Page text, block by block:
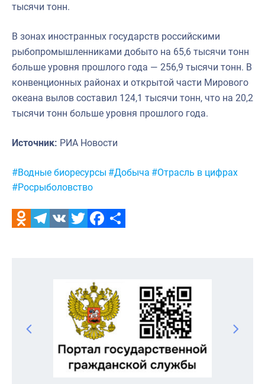
тысячи тонн.
В зонах иностранных государств российскими
рыбопромышленниками добыто на 65,6 тысячи тонн
больше уровня прошлого года — 256,9 тысячи тонн. В
конвенционных районах и открытой части Мирового
океана вылов составил 124,1 тысячи тонн, что на 20,2
тысячи тонн больше уровня прошлого года.
Источник: РИА Новости
Метки:
#Водные биоресурсы #Добыча #Отрасль в цифрах
#Росрыболовство